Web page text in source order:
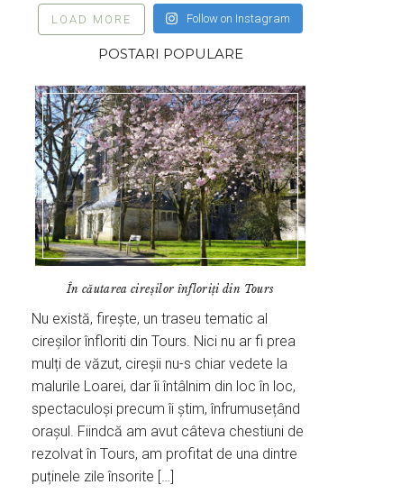
LOAD MORE Follow on Instagram
POSTARI POPULARE
În căutarea cireșilor înfloriți din Tours
Nu există, firește, un traseu tematic al
cireșilor înfloriti din Tours. Nici nu ar fi prea
mulți de văzut, cireșii nu-s chiar vedete la
malurile Loarei, dar îi întâlnim din loc în loc,
spectaculoși precum îi știm, înfrumusețând
orașul. Fiindcă am avut câteva chestiuni de
rezolvat în Tours, am profitat de una dintre
puținele zile însorite […]